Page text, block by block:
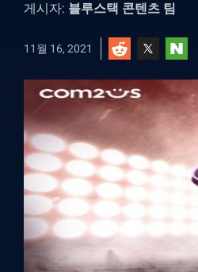
게시자: 블루스택 콘텐츠 팀
11월 16, 2021